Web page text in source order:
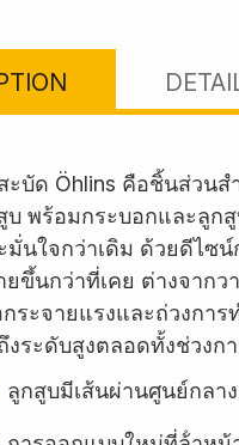
ะบัด Öhlins คือชิ้นส่วน
บ พร้อมกระบอกและลูก
มั่นใจกว่าเดิม ด้วยดีไซ
ยขึ้นกว่าที่เคย ต่างจาก
กระจายแรงและถ่วงกา
งระดับสูงตลอดทั้งช่วงก
ลูกสูบมีเส้นผ่านศูนย์กลา